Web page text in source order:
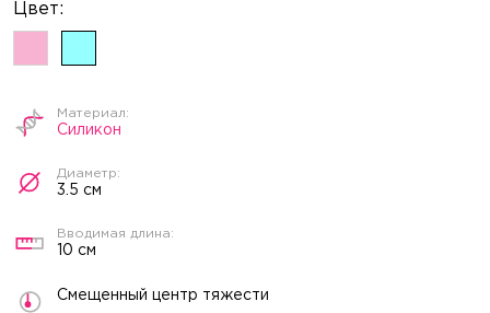
Силикон
3.5 см
10 см
Смещенный центр тяжести